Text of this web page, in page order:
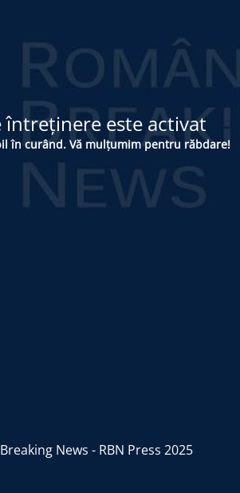
întreținere este activat
în curând. Vă mulțumim pentru răbdare!
News - RBN Press 2025